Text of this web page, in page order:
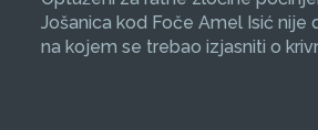
Jošanica kod Foče Amel Isić nije
na kojem se trebao izjasniti o